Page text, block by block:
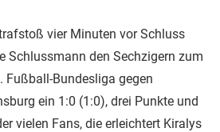
vier Minuten vor Schluss
Schlussmann den Sechzigern zum
Bundesliga gegen
ein 1:0 (1:0), drei Punkte und
vielen Fans, die erleichtert Kiralys